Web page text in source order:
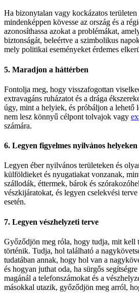
Ha bizonytalan vagy kockázatos
mindenképpen kövesse az ország és a
azonosíthassa azokat a problémákat,
biztonságát, beleértve a szimbolikus
mely politikai eseményeket érdemes
5. Maradjon a háttérben
Fontolja meg, hogy visszafogottan
extravagáns ruházatot és a drága
úgy, mint a helyiek, és próbáljon a lehető
nem lesz könnyű célpont tolvajok vagy
számára.
6. Legyen figyelmes nyilvános helyeken
Legyen éber nyilvános területeken és
külföldieket és nyugatiakat vonzanak,
szállodák, éttermek, bárok és
vészkijáratokat, és legyen cselekvési
esetén.
7. Legyen vészhelyzeti terve
Győződjön meg róla, hogy tudja, mit kell
történik. Tudja, hol található a
tudatában annak, hogy hol van a
és hogyan juthat oda, ha sürgős
magánál a telefonszámokat és a
másokkal utazik, győződjön meg arról,